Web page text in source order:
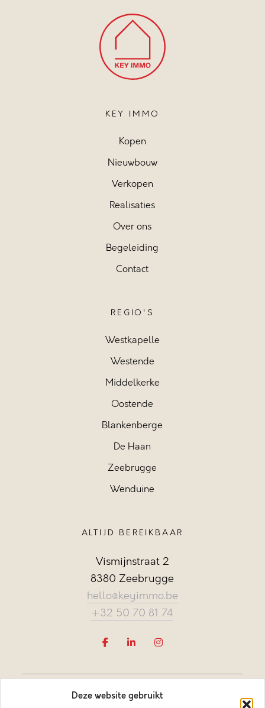
Deze website gebruikt
KEY IMMO
Kopen
Nieuwbouw
Verkopen
Realisaties
Over ons
Begeleiding
Contact
REGIO'S
Westkapelle
Westende
Middelkerke
Oostende
Blankenberge
De Haan
Zeebrugge
Wenduine
ALTIJD BEREIKBAAR
Vismijnstraat 2
8380 Zeebrugge
hello@keyimmo.be
+32 50 70 81 74